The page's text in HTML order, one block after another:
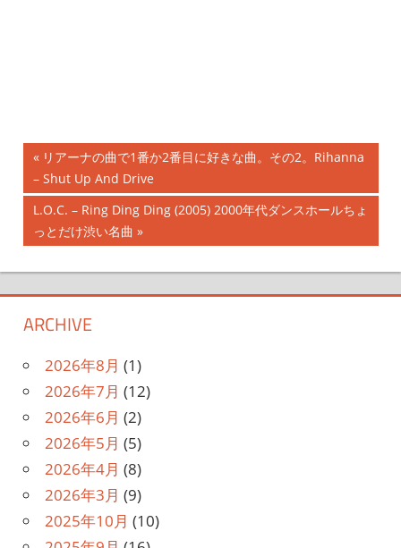
投
稿
ナ
ビ
ゲ
ー
シ
ョ
ン
前
の
記
事:
リアーナの曲で1番か2番目に好きな曲。その2。Rihanna
– Shut Up And Drive
次
の
事:
L.O.C. – Ring Ding Ding (2005) 2000年代ダンスホールちょ
っとだけ渋い名曲
ARCHIVE
2026年8月 (1)
2026年7月 (12)
2026年6月 (2)
2026年5月 (5)
2026年4月 (8)
2026年3月 (9)
2025年10月 (10)